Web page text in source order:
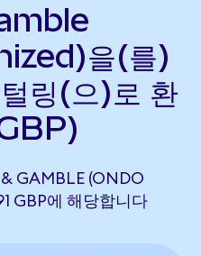
을(를)
링(으)로 환
GAMBLE (ONDO
GBP에 해당합니다